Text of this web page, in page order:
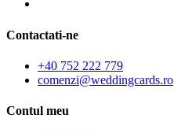
Contactati-ne
+40 752 222 779
comenzi@weddingcards.ro
Contul meu